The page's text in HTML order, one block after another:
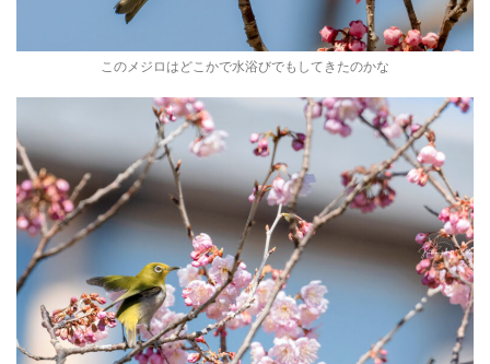
このメジロはどこかで水浴びでもしてきたのかな